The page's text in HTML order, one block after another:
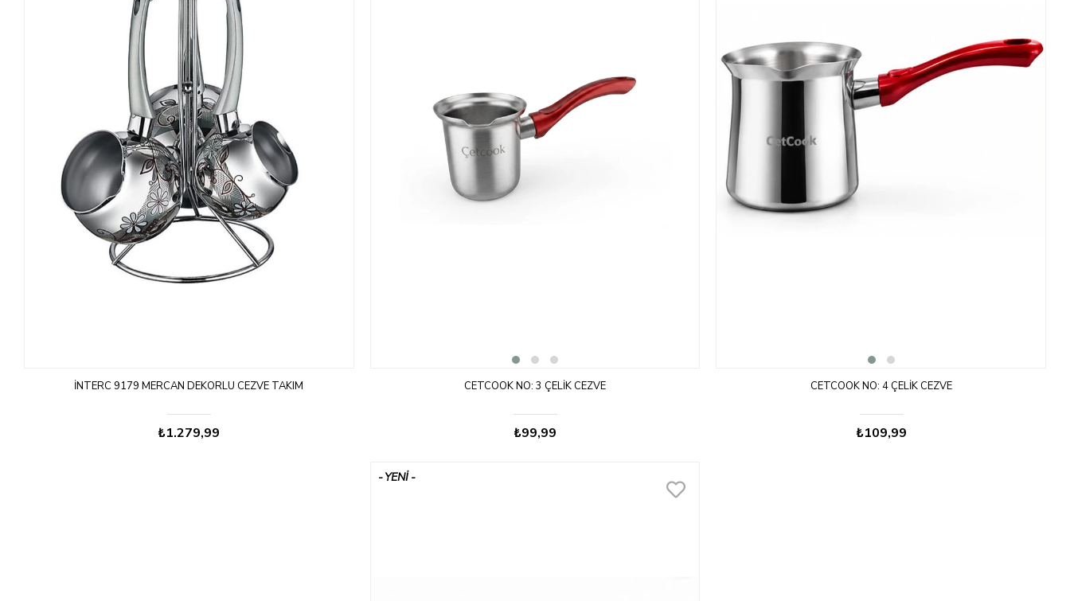
İNTERC 9179 MERCAN DEKORLU CEZVE TAKIM
₺1.279,99
CETCOOK NO: 3 ÇELIK CEZVE
₺99,99
CETCOOK NO: 4 ÇELIK CEZVE
₺109,99
YENI